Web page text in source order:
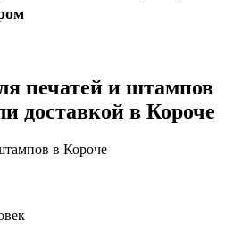
печатей и штампов
доставкой в Короче